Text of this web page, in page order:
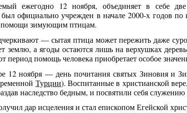
ежегодно 12 ноября, объединяет в себе
официально учрежден в начале 2000-х годов
помощи зимующим птицам.
— сытая птица может пережить даже
землю, а ягоды остаются лишь на верхушках
период помощь человека приобретает особое
12 ноября — день почитания святых Зиновия и
Турции). Воспитанные в христианской
наследство бедным, и посвятили себя служению
дар исцеления и стал епископом Егейской